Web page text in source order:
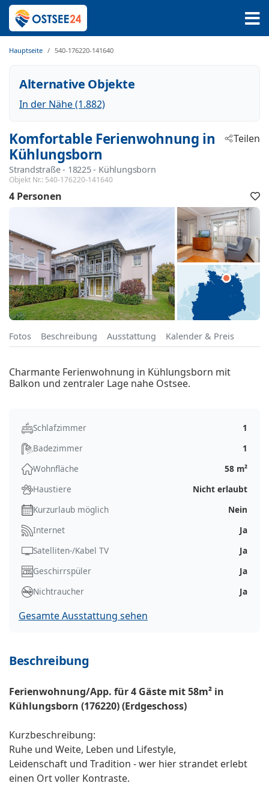
Hauptseite 540-176220-141640
Alternative Objekte
In der Nähe (1.882)
Komfortable Ferienwohnung in
Kühlungsborn
Strandstraße - 18225 - Kühlungsborn
Objekt Nr.: 540-176220-141640
Teilen
4 Personen
Fotos Beschreibung Ausstattung Kalender & Preis
Charmante Ferienwohnung in Kühlungsborn mit
Balkon und zentraler Lage nahe Ostsee.
Schlafzimmer
1
Badezimmer
1
Wohnfläche
58 m²
Haustiere
Nicht erlaubt
Kurzurlaub möglich
Nein
Internet
Ja
Satelliten-/Kabel TV
Ja
Geschirrspüler
Ja
Nichtraucher
Ja
Gesamte Ausstattung sehen
Beschreibung
Ferienwohnung/App. für 4 Gäste mit 58m² in
Kühlungsborn (176220) (Erdgeschoss)
Kurzbeschreibung:
Ruhe und Weite, Leben und Lifestyle,
Leidenschaft und Tradition - wer hier strandet erlebt
einen Ort voller Kontraste.